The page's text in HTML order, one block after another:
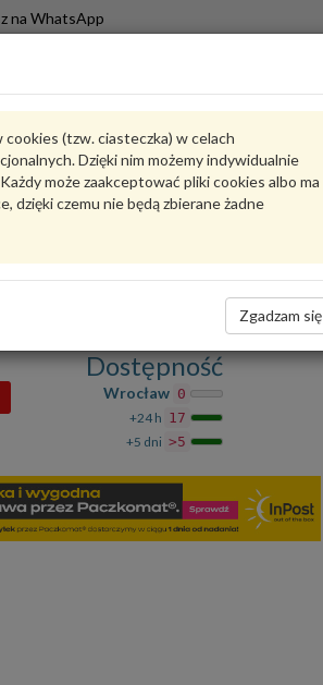
na WhatsApp
(tzw. ciasteczka) w celach
Dzięki nim możemy indywidualnie
może zaakceptować pliki cookies albo ma
dzięki czemu nie będą zbierane żadne
Zgadzam się
SEAT SKODA
Dostępność
Wrocław 0
+24 h 17
+5 dni >5